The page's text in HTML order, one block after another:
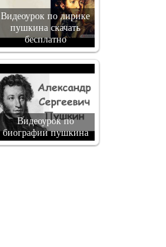
Видеоурок по лирике
пушкина скачать
бесплатно
Видеоурок по
биографии пушкина